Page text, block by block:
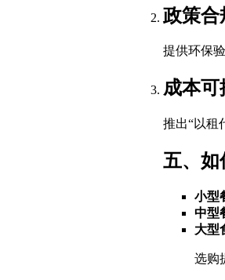
政策合
提供环保
成本可
推出“以租
五、如
小型
中型
大型
选购